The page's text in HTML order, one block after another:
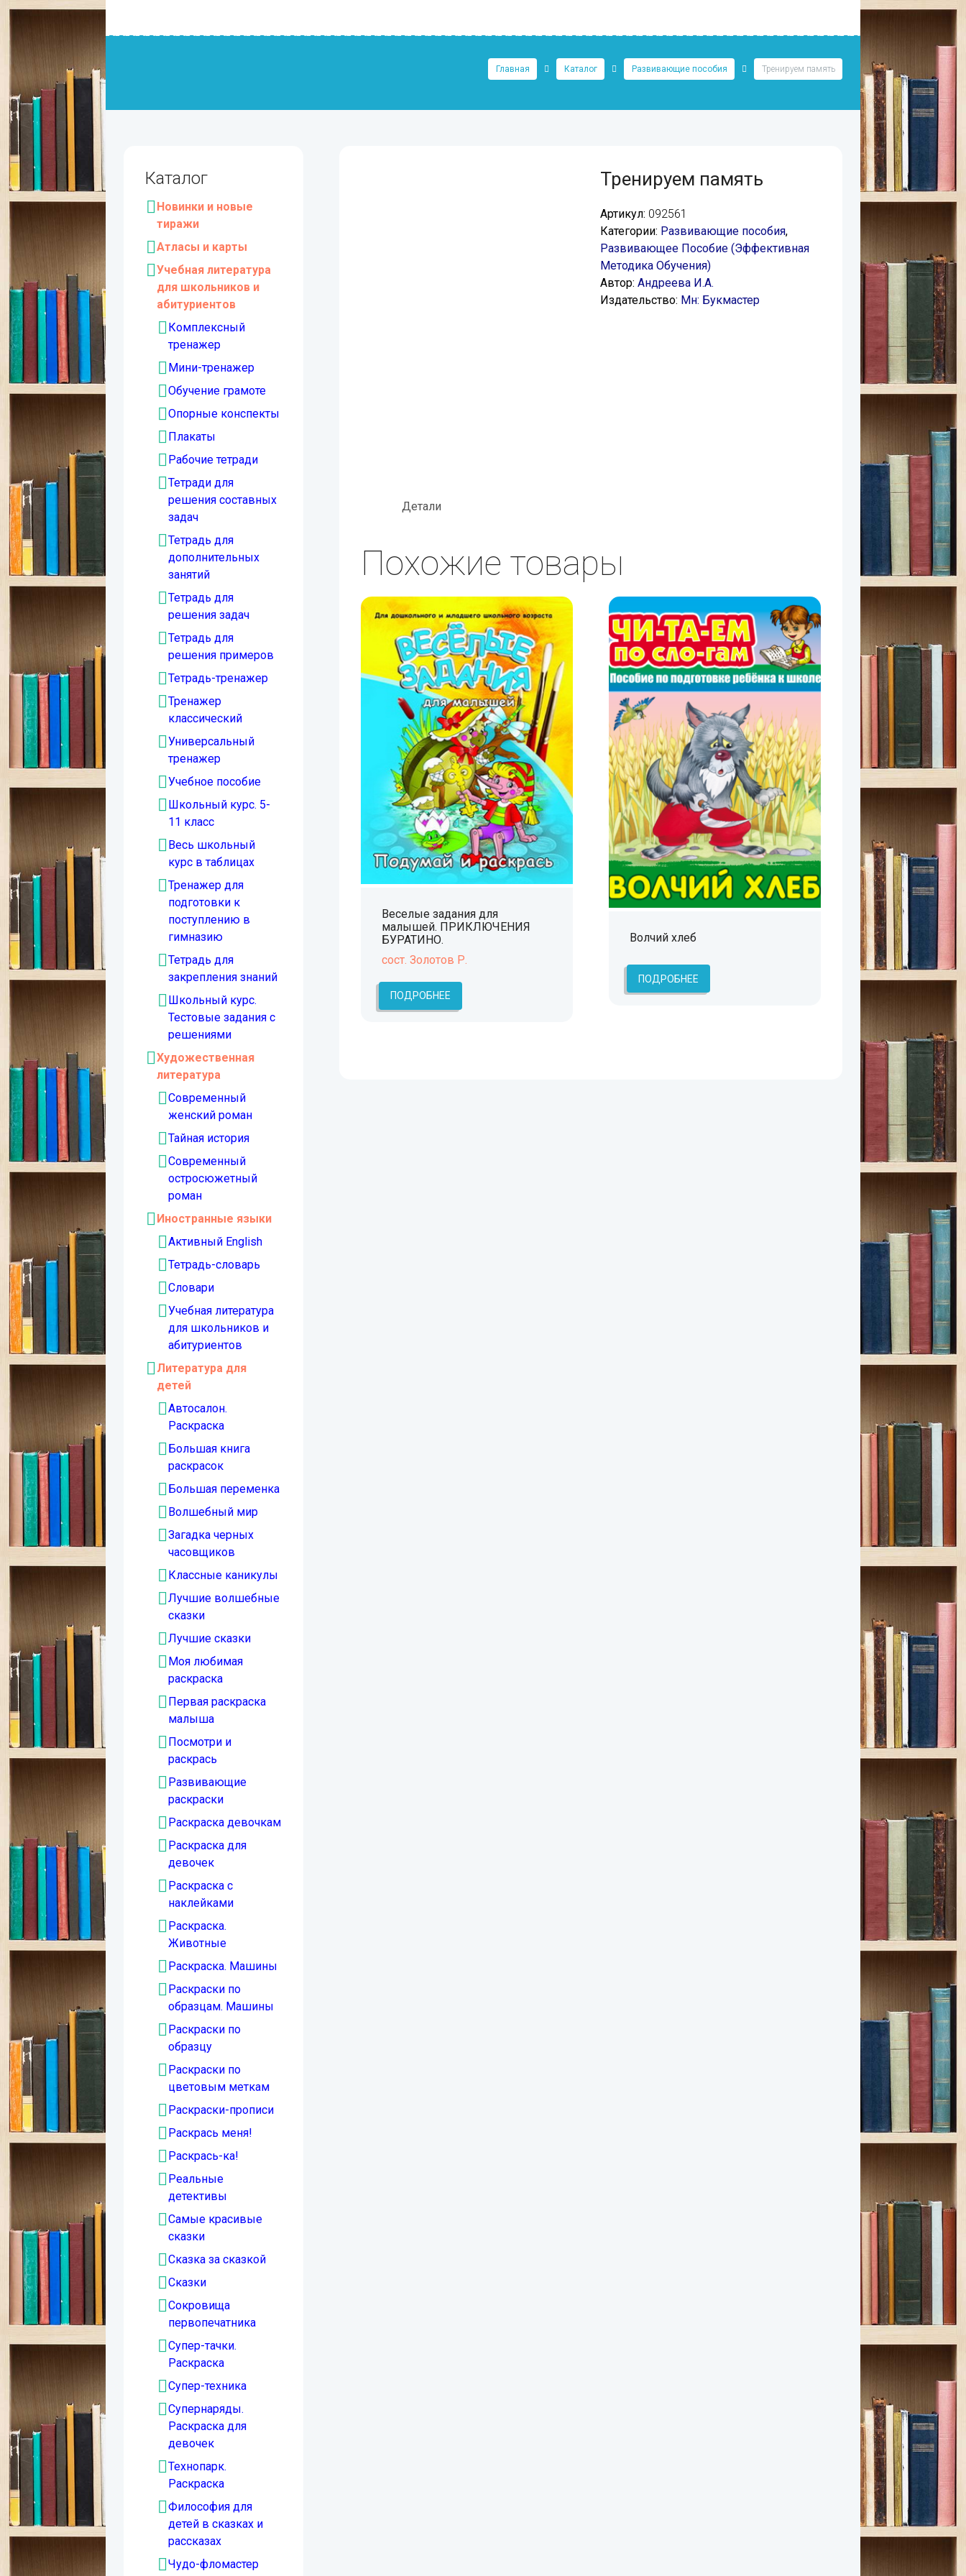
Главная Каталог Развивающие пособия Тренируем память
Тренируем память
Артикул: 092561
Категории: Развивающие пособия,
Развивающее Пособие (Эффективная
Методика Обучения)
Автор: Андреева И.А.
Издательство: Мн: Букмастер
Детали
Похожие товары
Веселые задания для
малышей. ПРИКЛЮЧЕНИЯ
БУРАТИНО.
сост. Золотов Р.
ПОДРОБНЕЕ
Волчий хлеб
ПОДРОБНЕЕ
Каталог
Новинки и новые
тиражи
Атласы и карты
Учебная литература
для школьников и
абитуриентов
Комплексный
тренажер
Мини-тренажер
Обучение грамоте
Опорные конспекты
Плакаты
Рабочие тетради
Тетради для
решения составных
задач
Тетрадь для
дополнительных
занятий
Тетрадь для
решения задач
Тетрадь для
решения примеров
Тетрадь-тренажер
Тренажер
классический
Универсальный
тренажер
Учебное пособие
Школьный курс. 5-
11 класс
Весь школьный
курс в таблицах
Тренажер для
подготовки к
поступлению в
гимназию
Тетрадь для
закрепления знаний
Школьный курс.
Тестовые задания с
решениями
Художественная
литература
Современный
женский роман
Тайная история
Современный
остросюжетный
роман
Иностранные языки
Активный English
Тетрадь-словарь
Словари
Учебная литература
для школьников и
абитуриентов
Литература для
детей
Автосалон.
Раскраска
Большая книга
раскрасок
Большая переменка
Волшебный мир
Загадка черных
часовщиков
Классные каникулы
Лучшие волшебные
сказки
Лучшие сказки
Моя любимая
раскраска
Первая раскраска
малыша
Посмотри и
раскрась
Развивающие
раскраски
Раскраска девочкам
Раскраска для
девочек
Раскраска с
наклейками
Раскраска.
Животные
Раскраска. Машины
Раскраски по
образцам. Машины
Раскраски по
образцу
Раскраски по
цветовым меткам
Раскраски-прописи
Раскрась меня!
Раскрась-ка!
Реальные
детективы
Самые красивые
сказки
Сказка за сказкой
Сказки
Сокровища
первопечатника
Супер-тачки.
Раскраска
Супер-техника
Супернаряды.
Раскраска для
девочек
Технопарк.
Раскраска
Философия для
детей в сказках и
рассказах
Чудо-фломастер